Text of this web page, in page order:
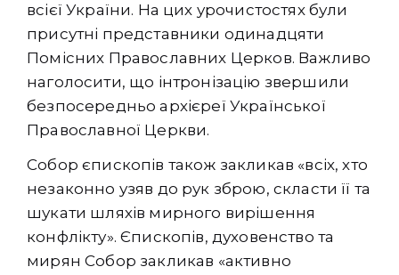
всієї України. На цих урочистостях були
присутні представники одинадцяти
Помісних Православних Церков. Важливо
наголосити, що інтронізацію звершили
безпосередньо архієреї Української
Православної Церкви.
Собор єпископів також закликав «всіх, хто
незаконно узяв до рук зброю, скласти її та
шукати шляхів мирного вирішення
конфлікту». Єпископів, духовенство та
мирян Собор закликав «активно